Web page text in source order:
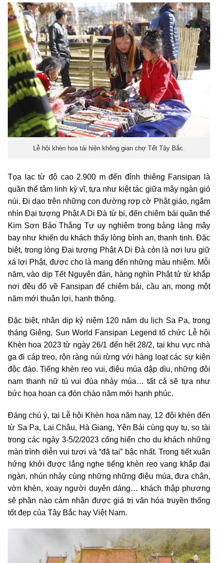
Lễ hội khèn hoa tái hiện không gian chợ Tết Tây Bắc.
Tọa lạc từ độ cao 2.900 m đến đỉnh thiêng Fansipan là
quần thể tâm linh kỳ vĩ, tựa như kiệt tác giữa mây ngàn gió
núi. Đi dạo trên những con đường rợp cờ Phật giáo, ngắm
nhìn Đại tượng Phật A Di Đà từ bi, đến chiêm bái quần thể
Kim Sơn Bảo Thắng Tự uy nghiêm trong bảng lảng mây
bay như khiến du khách thấy lòng bình an, thanh tịnh. Đặc
biệt, trong lòng Đại tượng Phật A Di Đà còn là nơi lưu giữ
xá lợi Phật, được cho là mang đến những màu nhiệm. Mỗi
năm, vào dịp Tết Nguyên đán, hàng nghìn Phật tử từ khắp
nơi đều đổ về Fansipan để chiêm bái, cầu an, mong một
năm mới thuận lợi, hanh thông.
Đặc biệt, nhân dịp kỷ niệm 120 năm du lịch Sa Pa, trong
tháng Giêng, Sun World Fansipan Legend tổ chức Lễ hội
Khèn hoa 2023 từ ngày 26/1 đến hết 28/2, tại khu vực nhà
ga đi cáp treo, rộn ràng núi rừng với hàng loạt các sự kiện
độc đáo. Tiếng khèn reo vui, điệu múa dập dìu, những đôi
nam thanh nữ tú vui đùa nhảy múa… tất cả sẽ tựa như
bức họa hoan ca đón chào năm mới hạnh phúc.
Đáng chú ý, tại Lễ hội Khèn hoa năm nay, 12 đội khèn đến
từ Sa Pa, Lai Châu, Hà Giang, Yên Bái cùng quy tụ, so tài
trong các ngày 3-5/2/2023 cống hiến cho du khách những
màn trình diễn vui tươi và “đã tai” bậc nhất. Trong tiết xuân
hứng khởi được lắng nghe tiếng khèn reo vang khắp đại
ngàn, nhún nhảy cùng những những điệu múa, đưa chân,
vờn khèn, xoay người duyên dáng… khách thập phương
sẽ phần nào cảm nhận được giá trị văn hóa truyền thống
tốt đẹp của Tây Bắc hay Việt Nam.